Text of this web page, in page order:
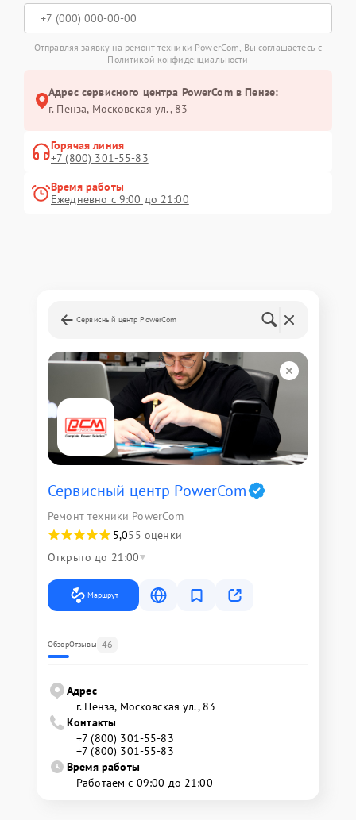
Отправляя заявку на ремонт техники PowerCom, Вы соглашаетесь с
Политикой конфиденциальности
Адрес сервисного центра PowerCom в Пензе:
г. Пенза, Московская ул., 83
Горячая линия
+7 (800) 301-55-83
Время работы
Ежедневно с 9:00 до 21:00
Сервисный центр PowerCom
Сервисный центр PowerCom
Ремонт техники PowerCom
5,055 оценки
Открыто до 21:00
Маршрут
ОбзорОтзывы 46
Адрес
г. Пенза, Московская ул., 83
Контакты
+7 (800) 301-55-83
+7 (800) 301-55-83
Время работы
Работаем с 09:00 до 21:00